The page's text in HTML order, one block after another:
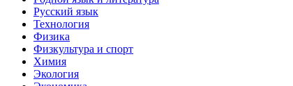
Русский язык
Технология
Физика
Физкультура и спорт
Химия
Экология